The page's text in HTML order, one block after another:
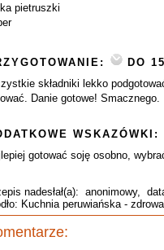
pietruszki
DO
składniki lekko
Danie gotowe! Smacznego.
WSKAZÓWKI:
gotować soję osobno,
nadesłał(a): anonimowy,
Kuchnia peruwiańska -